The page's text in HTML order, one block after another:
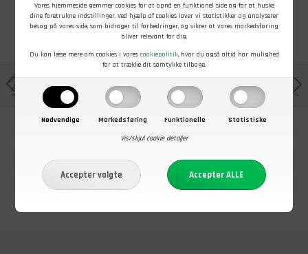
Vores hjemmeside gemmer cookies for at opnå en funktionel side og for at huske
dine foretrukne indstillinger. Ved hjælp af cookies laver vi statistikker og analyserer
besøg på vores side, som bidrager til forbedringer, og sikrer at vores markedsføring
bliver relevant for dig.
Du kan læse mere om cookies i vores cookiepolitik, hvor du også altid har mulighed
for at trække dit samtykke tilbage.
Nødvendige Markedsføring Funktionelle
Statistiske
Vis/skjul cookie detaljer